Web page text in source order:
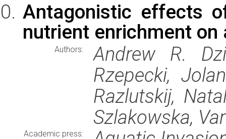
Antagonistic effects
nutrient enrichment
Authors:
Andrew R.
Rzepecki,
Razlutskij,
Szlakowska,
Academic press: